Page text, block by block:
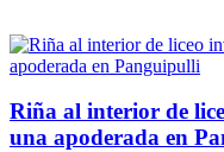
Riña al interior de
una apoderada en